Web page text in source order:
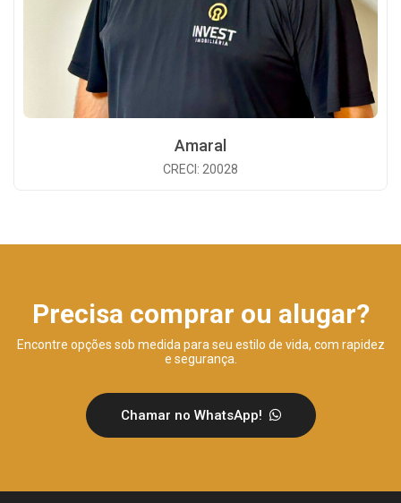
Amaral
CRECI: 20028
Precisa comprar ou alugar?
Encontre opções sob medida para seu estilo de vida, com rapidez
e segurança.
Chamar no WhatsApp!